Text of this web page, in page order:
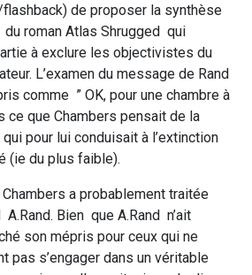
de proposer la synthèse
roman Atlas Shrugged qui
à exclure les objectivistes du
L’examen du message de Rand
comme ” OK, pour une chambre à
ce que Chambers pensait de la
pour lui conduisait à l’extinction
(ie du plus faible).
a probablement traitée
Bien que A.Rand n’ait
son mépris pour ceux qui ne
pas s’engager dans un véritable